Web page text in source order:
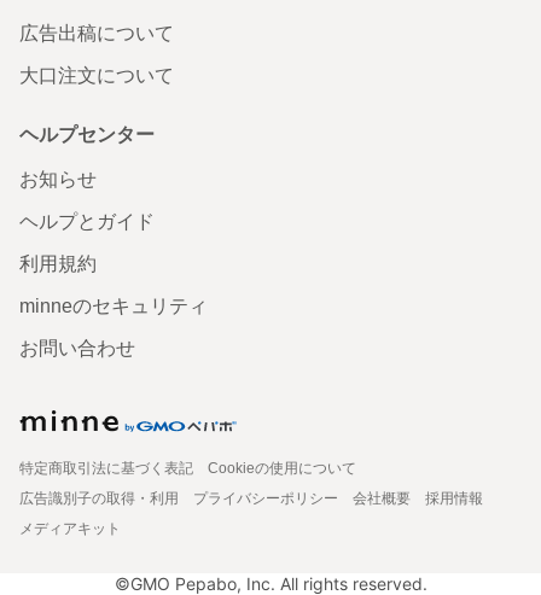
広告出稿について
大口注文について
ヘルプセンター
お知らせ
ヘルプとガイド
利用規約
minneのセキュリティ
お問い合わせ
特定商取引法に基づく表記
Cookieの使用について
広告識別子の取得・利用
プライバシーポリシー 会社概要
採用情報
メディアキット
©GMO Pepabo, Inc. All rights reserved.